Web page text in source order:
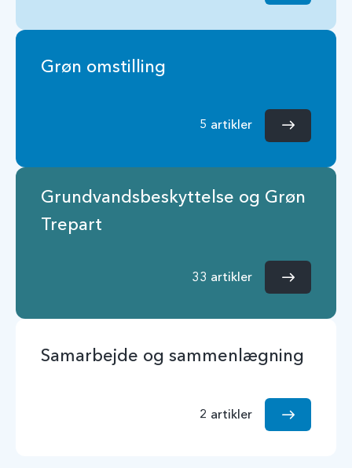
Grøn omstilling
5 artikler
Grundvandsbeskyttelse og Grøn
Trepart
33 artikler
Samarbejde og sammenlægning
2 artikler